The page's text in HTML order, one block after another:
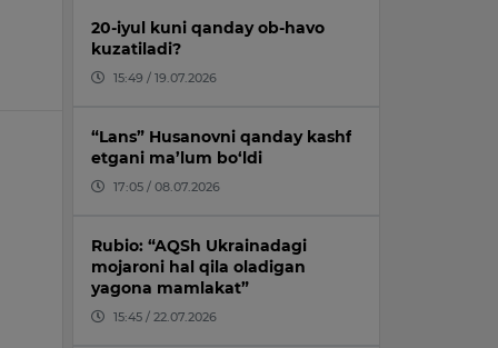
20-iyul kuni qanday ob-havo
kuzatiladi?
15:49 / 19.07.2026
“Lans” Husanovni qanday kashf
etgani ma’lum bo‘ldi
17:05 / 08.07.2026
Rubio: “AQSh Ukrainadagi
mojaroni hal qila oladigan
yagona mamlakat”
15:45 / 22.07.2026